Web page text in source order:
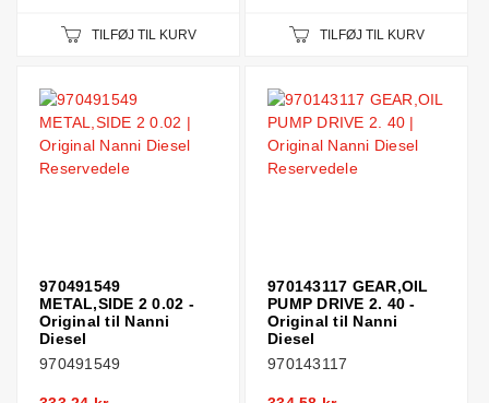
TILFØJ TIL KURV TILFØJ TIL KURV
970491549
METAL,SIDE 2 0.02 -
Original til Nanni
Diesel
970491549
970143117 GEAR,OIL
PUMP DRIVE 2. 40 -
Original til Nanni
Diesel
970143117